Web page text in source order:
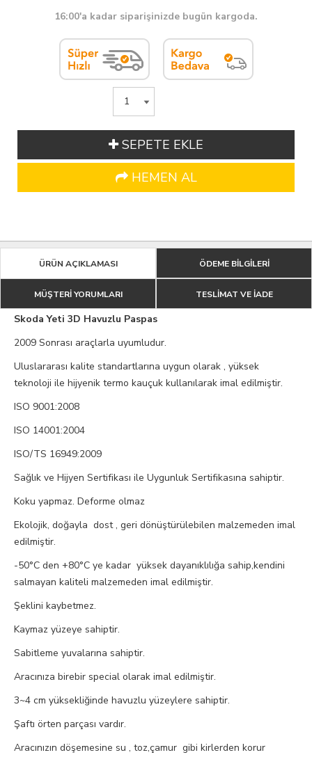
16:00'a kadar siparişinizde bugün kargoda.
SEPETE EKLE
HEMEN AL
ÜRÜN AÇIKLAMASI ÖDEME BİLGİLERİ
MÜŞTERİ YORUMLARI TESLİMAT VE İADE
Skoda Yeti 3D Havuzlu Paspas
2009 Sonrası araçlarla uyumludur.
Uluslararası kalite standartlarına uygun olarak , yüksek
teknoloji ile hijyenik termo kauçuk kullanılarak imal edilmiştir.
ISO 9001:2008
ISO 14001:2004
ISO/TS 16949:2009
Sağlık ve Hijyen Sertifikası ile Uygunluk Sertifikasına sahiptir.
Koku yapmaz. Deforme olmaz
Ekolojik, doğayla dost , geri dönüştürülebilen malzemeden imal
edilmiştir.
-50°C den +80°C ye kadar yüksek dayanıklılığa sahip,kendini
salmayan kaliteli malzemeden imal edilmiştir.
Şeklini kaybetmez.
Kaymaz yüzeye sahiptir.
Sabitleme yuvalarına sahiptir.
Aracınıza birebir special olarak imal edilmiştir.
3~4 cm yüksekliğinde havuzlu yüzeylere sahiptir.
Şaftı örten parçası vardır.
Aracınızın döşemesine su , toz,çamur gibi kirlerden korur